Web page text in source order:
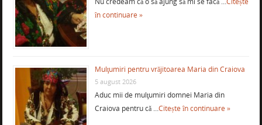
în continuare »
Mulţumiri pentru vrăjitoarea Maria din Craiova
5 august 2026
Aduc mii de mulţumiri domnei Maria din
Craiova pentru că …Citește în continuare »